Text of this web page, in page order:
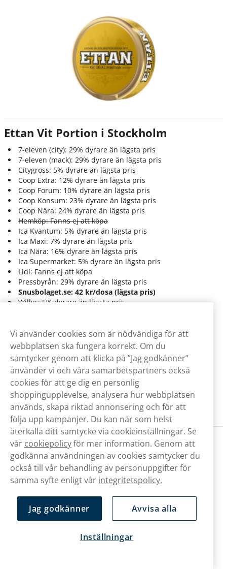
Ettan Vit Portion i Stockholm
7-eleven (city): 29% dyrare än lägsta pris
7-eleven (mack): 29% dyrare än lägsta pris
Citygross: 5% dyrare än lägsta pris
Coop Extra: 12% dyrare än lägsta pris
Coop Forum: 10% dyrare än lägsta pris
Coop Konsum: 23% dyrare än lägsta pris
Coop Nära: 24% dyrare än lägsta pris
Hemköp: Fanns ej att köpa
Ica Kvantum: 5% dyrare än lägsta pris
Ica Maxi: 7% dyrare än lägsta pris
Ica Nära: 16% dyrare än lägsta pris
Ica Supermarket: 5% dyrare än lägsta pris
Lidl: Fanns ej att köpa
Pressbyrån: 29% dyrare än lägsta pris
Snusbolaget.se: 42 kr/dosa (lägsta pris)
Willys: 5% dyrare än lägsta pris
Ettan Lös i Stockholm
7-eleven (city): 24% dyrare än lägsta pris
7-eleven (mack): 24% dyrare än lägsta pris
Citygross: 8% dyrare än lägsta pris
Coop Extra: 14% dyrare än lägsta pris
Coop Forum: 10% dyrare än lägsta pris
Coop Konsum: 21% dyrare än lägsta pris
Coop Nära: 21% dyrare än lägsta pris
Ica Kvantum: 8% dyrare än lägsta pris
Vi använder cookies som är nödvändiga för att
webbplatsen ska fungera korrekt. Om du
samtycker genom att klicka på ”Jag godkänner”
använder vi och våra samarbetspartners också
cookies för att ge dig en personlig
shoppingupplevelse, analysera hur webbplatsen
används, skapa riktad annonsering och för att
följa upp kampanjer. Du kan när som helst
återkalla ditt samtycke via cookieinställningar. Se
vår cookiepolicyför mer information. Genom att
godkänna användningen av cookies samtycker du
också till vår behandling av personuppgifter för
samma syfte enligt vår integritetspolicy.
Jag godkänner Avvisa alla
Inställningar